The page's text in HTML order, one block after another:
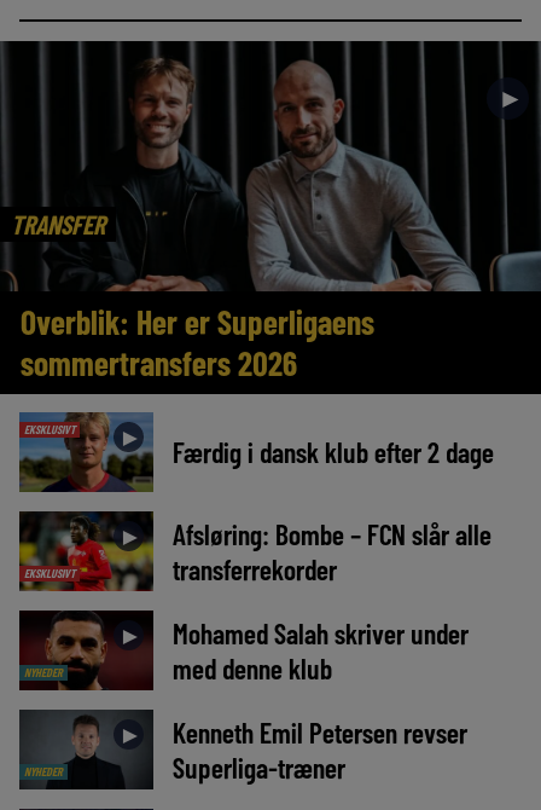
TRANSFER
►
Overblik: Her er Superligaens
sommertransfers 2026
EKSKLUSIVT ► Færdig i dansk klub efter 2 dage
EKSKLUSIVT
►
Afsløring: Bombe – FCN slår alle
transferrekorder
NYHEDER
►
Mohamed Salah skriver under
med denne klub
NYHEDER
►
Kenneth Emil Petersen revser
Superliga-træner